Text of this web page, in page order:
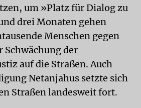
um »Platz für Dialog zu
drei Monaten gehen
Menschen gegen
Schwächung der
auf die Straßen. Auch
Netanjahus setzte sich
Straßen landesweit fort.